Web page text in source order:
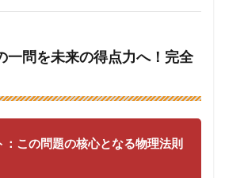
一問を未来の得点力へ！完全
：この問題の核心となる物理法則